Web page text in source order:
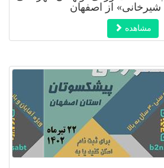
از اصفهان
مشاهده